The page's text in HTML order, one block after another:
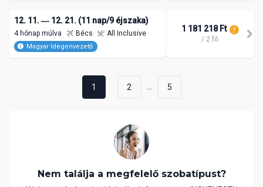
12. 11. ― 12. 21. (11 nap/9 éjszaka)
4 hónap múlva Bécs All Inclusive
Magyar Idegenvezető
1 181 218 Ft
/ 2 fő
1 2 ... 5
Nem találja a megfelelő szobatípust?